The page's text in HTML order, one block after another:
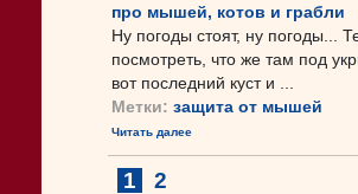
про мышей, котов и грабли
Ну погоды стоят, ну погоды...
посмотреть, что же там под
вот последний куст и ...
Метки: защита от мышей
Читать далее
1 2